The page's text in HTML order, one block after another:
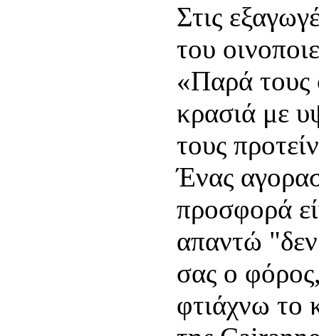
Στις
του
«Παρά τους
κρασιά με
τους
Ένας
προσφορά
απαντώ
σας ο
φτιάχνω το